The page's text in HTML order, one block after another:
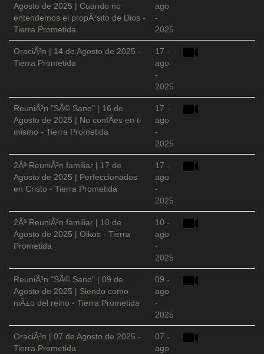
Agosto de 2025 | Cuando no
entendemos el propÃ³sito de Dios -
Tierra Prometida
ago
-
2025
OraciÃ³n | 14 de Agosto de 2025 -
Tierra Prometida
17 -
ago
-
2025
ReuniÃ³n "SÃ© Sano" | 16 de
Agosto de 2025 | No confÃ­es en ti
mismo - Tierra Prometida
17 -
ago
-
2025
2Âª ReuniÃ³n familiar | 17 de
Agosto de 2025 | Perfeccionados
en Cristo - Tierra Prometida
17 -
ago
-
2025
2Âª ReuniÃ³n familiar | 10 de
Agosto de 2025 | Oikos - Tierra
Prometida
10 -
ago
-
2025
ReuniÃ³n "SÃ© Sano" | 09 de
Agosto de 2025 | Siendo como
niÃ±o del reino - Tierra Prometida
09 -
ago
-
2025
OraciÃ³n | 07 de Agosto de 2025 -
Tierra Prometida
07 -
ago